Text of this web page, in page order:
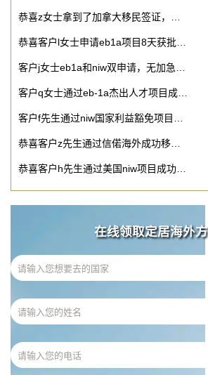
恭喜z女士拿到了加拿大移民签证，…
恭喜客户l女士申请eb1a项目8天获批…
客户j女士eb1a和niw双申请，无加急…
客户q女士通过eb-1a杰出人才项目成…
客户f先生通过niw国家利益豁免项目…
恭喜客户z先生通过信偌海外成功移…
恭喜客户h先生通过美国niw项目成功…
在线领取定居海外